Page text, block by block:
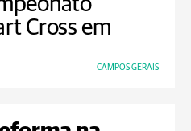
Cross em
CAMPOS GERAIS